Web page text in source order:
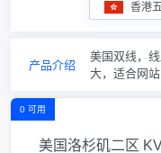
香港
产品介绍
美国双线，
大，适合网
0 可用
美国洛杉矶二区